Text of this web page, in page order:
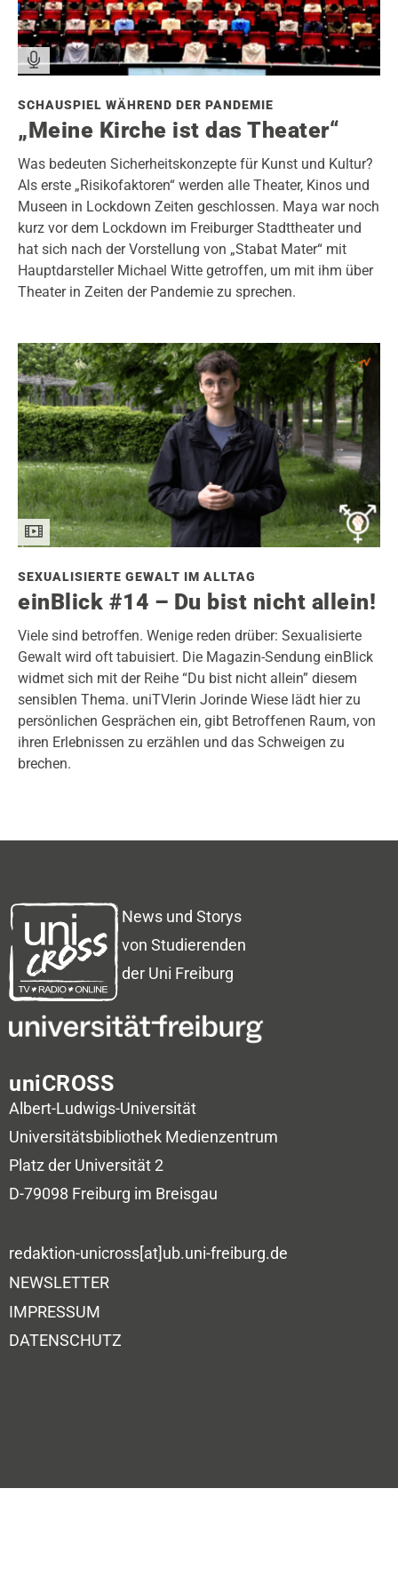
SCHAUSPIEL WÄHREND DER PANDEMIE
„Meine Kirche ist das Theater“
Was bedeuten Sicherheitskonzepte für Kunst und Kultur?
Als erste „Risikofaktoren“ werden alle Theater, Kinos und
Museen in Lockdown Zeiten geschlossen. Maya war noch
kurz vor dem Lockdown im Freiburger Stadttheater und
hat sich nach der Vorstellung von „Stabat Mater“ mit
Hauptdarsteller Michael Witte getroffen, um mit ihm über
Theater in Zeiten der Pandemie zu sprechen.
SEXUALISIERTE GEWALT IM ALLTAG
einBlick #14 – Du bist nicht allein!
Viele sind betroffen. Wenige reden drüber: Sexualisierte
Gewalt wird oft tabuisiert. Die Magazin-Sendung einBlick
widmet sich mit der Reihe “Du bist nicht allein” diesem
sensiblen Thema. uniTVlerin Jorinde Wiese lädt hier zu
persönlichen Gesprächen ein, gibt Betroffenen Raum, von
ihren Erlebnissen zu erzählen und das Schweigen zu
brechen.
News und Storys
von Studierenden
der Uni Freiburg
uniCROSS
Albert-Ludwigs-Universität
Universitätsbibliothek Medienzentrum
Platz der Universität 2
D-79098 Freiburg im Breisgau
redaktion-unicross[at]ub.uni-freiburg.de
NEWSLETTER
IMPRESSUM
DATENSCHUTZ